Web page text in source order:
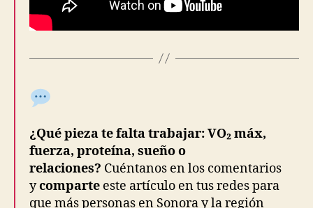
¿Qué pieza te falta trabajar: VO₂ máx,
fuerza, proteína, sueño o
relaciones? Cuéntanos en los comentarios
ycomparte este artículo en tus redes para
que más personas en Sonora y la región